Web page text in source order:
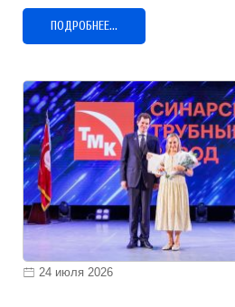
ПОДРОБНЕЕ...
24 июля 2026